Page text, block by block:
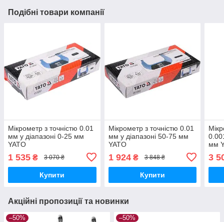
Подібні товари компанії
Мікрометр з точністю 0.01
мм у діапазоні 0-25 мм
YATO
1 535 ₴ 3 070 ₴
Купити
Мікрометр з точністю 0.01
мм у діапазоні 50-75 мм
YATO
1 924₴ 3 848 ₴
Купити
мм
3
Акційні пропозиції та новинки
–50% –50%